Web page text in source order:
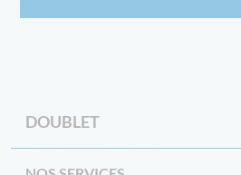
DOUBLET